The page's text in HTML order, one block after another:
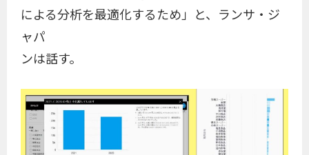
による分析を最適化するため」と、ランサ・ジ
ャパ
ンは話す。